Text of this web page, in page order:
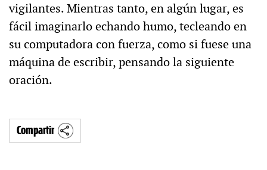
vigilantes. Mientras tanto, en algún lugar, es
fácil imaginarlo echando humo, tecleando en
su computadora con fuerza, como si fuese una
máquina de escribir, pensando la siguiente
oración.
Compartir